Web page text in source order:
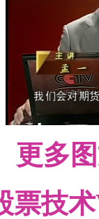
更多
票技